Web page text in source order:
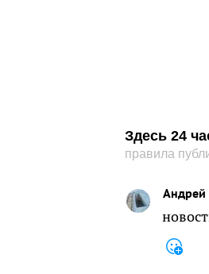
Здесь 24
правила
Андрей